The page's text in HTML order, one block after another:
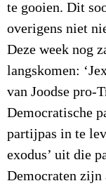
te gooien. Dit
overigens niet
Deze week nog
langskomen:
van Joodse pro-
Democratische
partijpas in te
exodus’ uit die
Democraten